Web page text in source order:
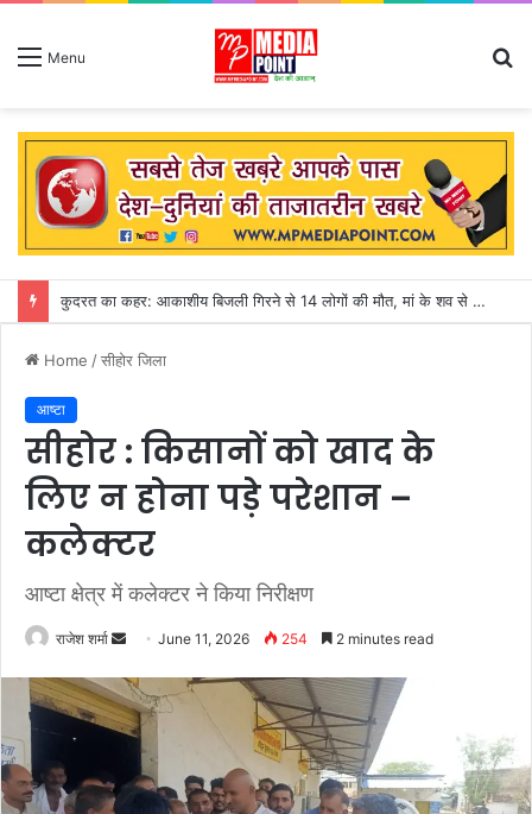
Menu
अगस्त माह शुरु : सीहोर जिले में 31 जुलाई तक गत वर्ष की तुलना में 155 मिमी पीछे चल रही बारिश
Home /सीहोर जिला
आष्टा
सीहोर : किसानों को खाद के
लिए न होना पड़े परेशान –
कलेक्टर
आष्टा क्षेत्र में कलेक्टर ने किया निरीक्षण
राजेश शर्मा
n
d
n
June 11, 2026 254 2 minutes read